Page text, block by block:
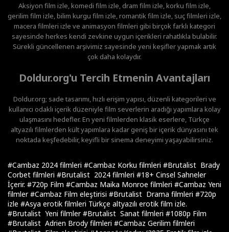
Aksiyon film izle, komedi film izle, dram film izle, korku film izle,
gerilim film izle, bilim kurgu film izle, romantik film izle, suç filmleri izle,
macera filmleri izle ve animasyon filmleri gibi birçok farklı kategori
sayesinde herkes kendi zevkine uygun içerikleri rahatlıkla bulabilir.
Sürekli güncellenen arşivimiz sayesinde yeni keşifler yapmak artık
çok daha kolaydır.
Doldur.org'u Tercih Etmenin Avantajları
Doldur.org; sade tasarımı, hızlı erişim yapısı, düzenli kategorileri ve
kullanıcı odaklı içerik düzeniyle film severlerin aradığı yapımlara kolay
ulaşmasını hedefler. En yeni filmlerden klasik eserlere, Türkçe
altyazılı filmlerden kült yapımlara kadar geniş bir içerik dünyasını tek
noktada keşfedebilir, keyifli bir sinema deneyimi yaşayabilirsiniz.
#Cambaz 2024 filmleri #Cambaz Korku filmleri #Brutalist Brady
Corbet filmleri #Brutalist 2024 filmleri #18+ Cinsel Sahneler
İçerir. #720p Film #Cambaz Maika Monroe filmleri #Cambaz Yeni
filmler#Cambaz Film eleştirisi #Brutalist Drama filmleri #720p
izle #Asya erotik filmleri Türkçe altyazılı erotik film izle.
#Brutalist Yeni filmler#Brutalist Sanat filmleri #1080p Film
#Brutalist Adrien Brody filmleri #Cambaz Gerilim filmleri